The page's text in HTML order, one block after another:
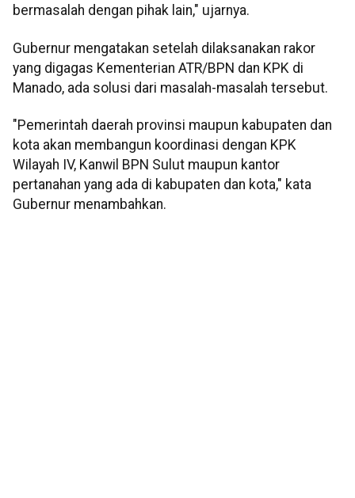
bermasalah dengan pihak lain," ujarnya.
Gubernur mengatakan setelah dilaksanakan rakor
yang digagas Kementerian ATR/BPN dan KPK di
Manado, ada solusi dari masalah-masalah tersebut.
"Pemerintah daerah provinsi maupun kabupaten dan
kota akan membangun koordinasi dengan KPK
Wilayah IV, Kanwil BPN Sulut maupun kantor
pertanahan yang ada di kabupaten dan kota," kata
Gubernur menambahkan.